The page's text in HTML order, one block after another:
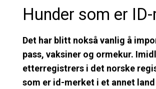
Hunder som er
Det har blitt nokså vanlig å
pass, vaksiner og ormekur.
etterregistrers i det norske
som er id-merket i et annet